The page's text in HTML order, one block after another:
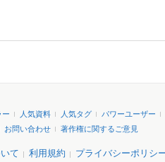
ー 人気資料 人気タグ
パワーユーザー
お問い合わせ 著作権に関するご意見
て 利用規約 プライバシーポリシ